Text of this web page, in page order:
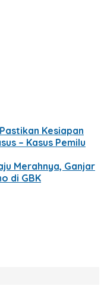
Kesiapan
– Kasus Pemilu
Merahnya, Ganjar
di GBK